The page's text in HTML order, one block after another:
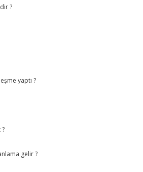
?
yaptı ?
gelir ?